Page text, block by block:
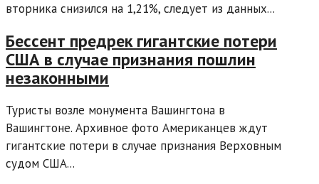
вторника снизился на 1,21%, следует из данных...
Бессент предрек гигантские потери
США в случае признания пошлин
незаконными
Туристы возле монумента Вашингтона в
Вашингтоне. Архивное фото Американцев ждут
гигантские потери в случае признания Верховным
судом США...